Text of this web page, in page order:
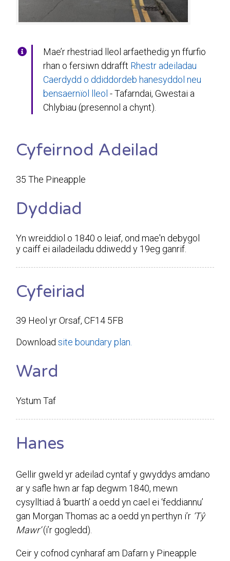
Mae’r rhestriad lleol arfaethedig yn ffurfio
rhan o fersiwn ddrafft Rhestr adeiladau
Caerdydd o ddiddordeb hanesyddol neu
bensaernïol lleol - Tafarndai, Gwestai a
Chlybiau (presennol a chynt).
Cyfeirnod Adeilad
35 The Pineapple
Dyddiad
Yn wreiddiol o 1840 o leiaf, ond mae'n debygol
y caiff ei ailadeiladu ddiwedd y 19eg ganrif.
Cyfeiriad
39 Heol yr Orsaf, CF14 5FB
Downloadsite boundary plan.
Ward
Ystum Taf
Hanes
Gellir gweld yr adeilad cyntaf y gwyddys amdano
ar y safle hwn ar fap degwm 1840, mewn
cysylltiad â ‘buarth’ a oedd yn cael ei ‘feddiannu’
gan Morgan Thomas ac a oedd yn perthyn i’r ‘Tŷ
Mawr’(i’r gogledd).
Ceir y cofnod cynharaf am Dafarn y Pineapple